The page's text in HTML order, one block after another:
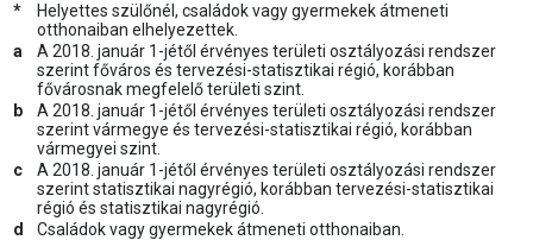
*
Helyettes szülőnél, családok vagy gyermekek átmeneti
otthonaiban elhelyezettek.
a
A 2018. január 1-jétől érvényes területi osztályozási rendszer
szerint főváros és tervezési-statisztikai régió, korábban
fővárosnak megfelelő területi szint.
b
A 2018. január 1-jétől érvényes területi osztályozási rendszer
szerint vármegye és tervezési-statisztikai régió, korábban
vármegyei szint.
c
A 2018. január 1-jétől érvényes területi osztályozási rendszer
szerint statisztikai nagyrégió, korábban tervezési-statisztikai
régió és statisztikai nagyrégió.
d
Családok vagy gyermekek átmeneti otthonaiban.